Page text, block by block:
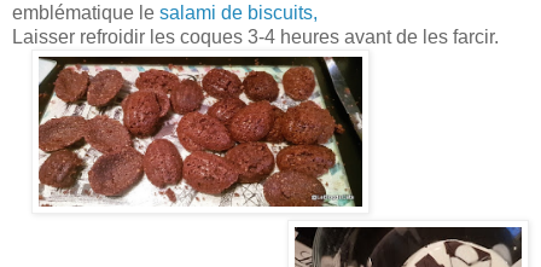
emblématique le salami de biscuits,
Laisser refroidir les coques 3-4 heures avant de les farcir.